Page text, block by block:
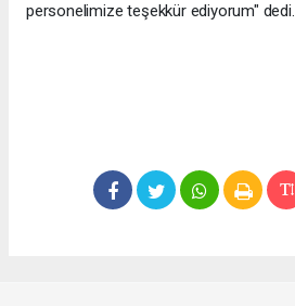
personelimize teşekkür ediyorum" dedi.